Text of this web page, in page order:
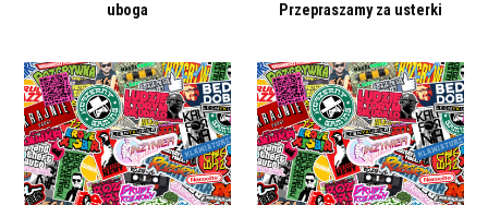
uboga
Przepraszamy za usterki